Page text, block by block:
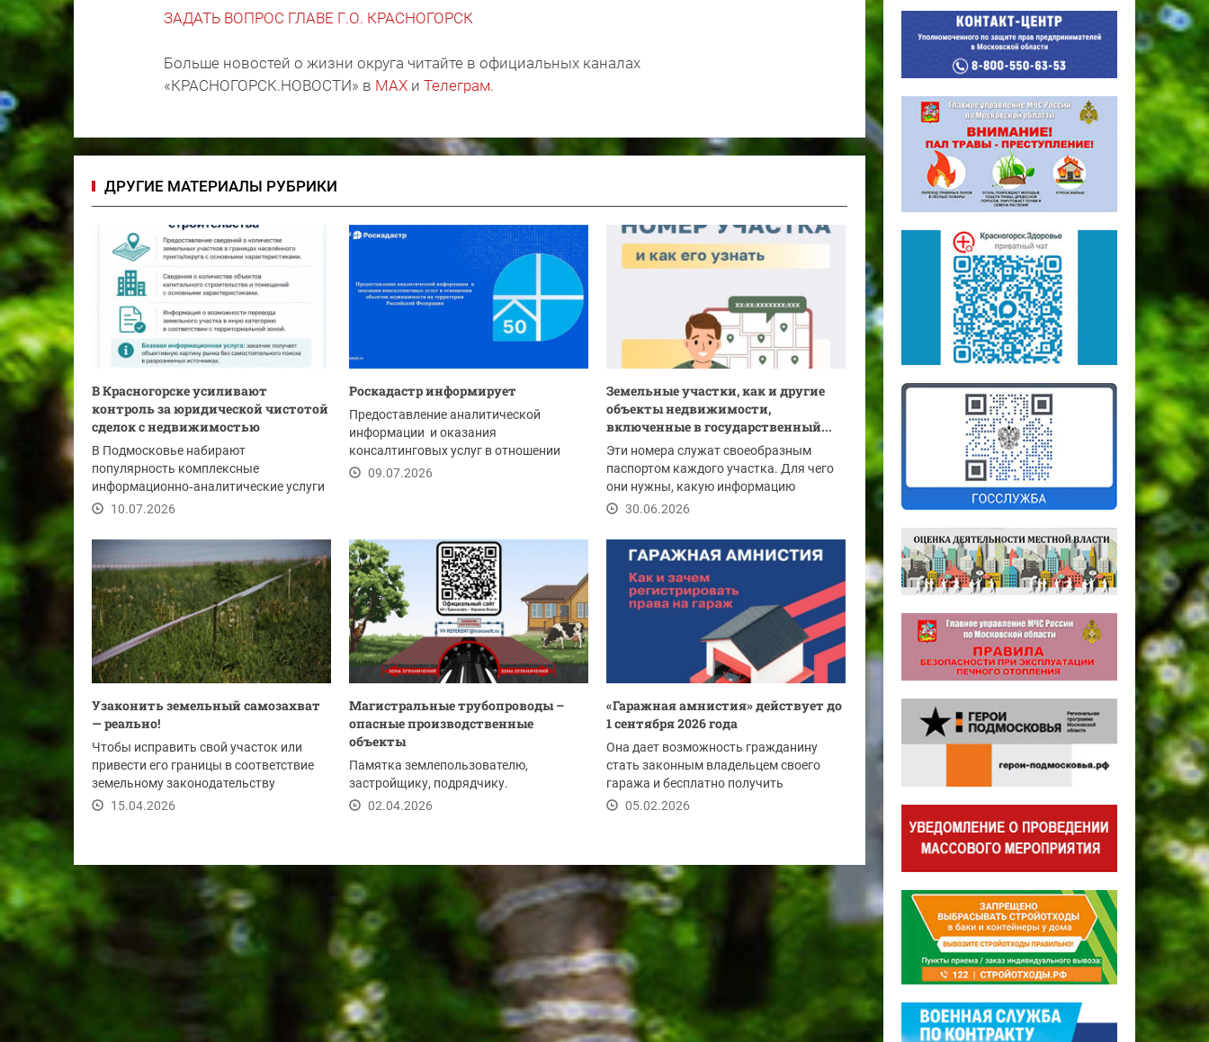
ЗАДАТЬ ВОПРОС ГЛАВЕ Г.О. КРАСНОГОРСК
Больше новостей о жизни округа читайте в официальных каналах
«КРАСНОГОРСК.НОВОСТИ» в MAX и Телеграм.
ДРУГИЕ МАТЕРИАЛЫ РУБРИКИ
В Красногорске усиливают
контроль за юридической чистотой
сделок с недвижимостью
В Подмосковье набирают
популярность комплексные
информационно‑аналитические услуги
по проверке объектов недвижимости.
10.07.2026
Роскадастр информирует
Предоставление аналитической
информации и оказания
консалтинговых услуг в отношении
объектов недвижимости на...
09.07.2026
Земельные участки, как и другие
объекты недвижимости,
включенные в государственный...
Эти номера служат своеобразным
паспортом каждого участка. Для чего
они нужны, какую информацию
содержат и как...
30.06.2026
Узаконить земельный самозахват
— реально!
Чтобы исправить свой участок или
привести его границы в соответствие
земельному законодательству
собственники земель...
15.04.2026
Магистральные трубопроводы –
опасные производственные
объекты
Памятка землепользователю,
застройщику, подрядчику.
02.04.2026
«Гаражная амнистия» действует до
1 сентября 2026 года
Она дает возможность гражданину
стать законным владельцем своего
гаража и бесплатно получить
земельный участок под...
05.02.2026